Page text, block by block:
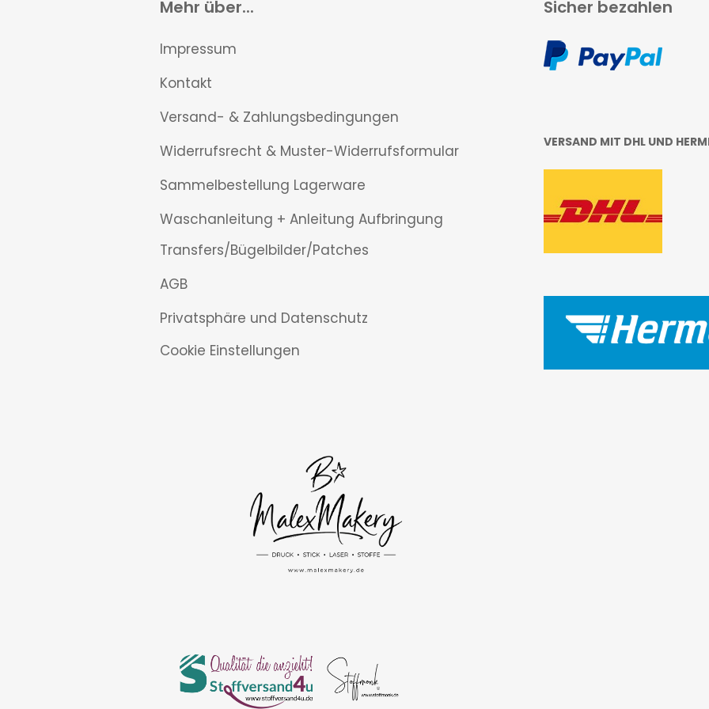
Mehr über...
Impressum
Kontakt
Versand- & Zahlungsbedingungen
Widerrufsrecht & Muster-Widerrufsformular
Sammelbestellung Lagerware
Waschanleitung + Anleitung Aufbringung
Transfers/Bügelbilder/Patches
AGB
Privatsphäre und Datenschutz
Cookie Einstellungen
Sicher bezahlen
VERSAND MIT DHL UND